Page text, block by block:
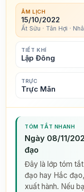
ÂM LỊCH
15/10/2022
Ất Sửu · Tân Hợi ·
TIẾT KHÍ
Lập Đông
TRỰC
Trực Mãn
TÓM TẮT NHANH
Ngày 08/11/
đạo
Đây là lớp tóm
đạo hay Hắc
xuất hành. Nếu